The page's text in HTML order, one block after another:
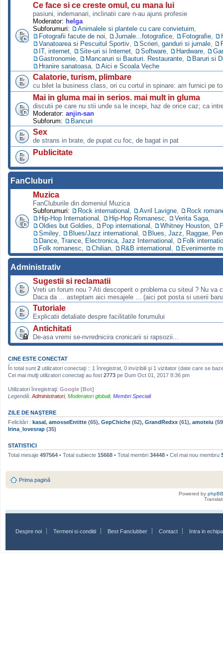
Ce face si ce creste omul, cu mana lui
pasiuni, indemanari, inclinatii care n-au ajuns profesie
Moderator: helga
Subforumuri:
Animalele si plantele cu care convietuim
Fotografii facute de noi
Jurnale...fotografice Fotografie
Vanatoarea si Pescuitul Sportiv
Scrieri, ganduri si jurnale
IT, internet
Site-uri si Internet Software Hardware
Gastronomie
Mancaruri si Bauturi. Restaurante
Baruri si
Hranire sanatoasa
Aici e Scoala Veche
Calatorie, turism, plimbare
cu bilet la business class, ori cu cortul in spinare: am furnici pe
Mai in gluma mai in serios. mai mult in gluma
discutii pe care nu stii unde sa le incepi, haz de orice caz; ca
Moderator: anjin-san
Subforum:
Bancuri
Sex
de strans in brate, de pupat cu foc, de bagat in pat
Publicitate
FanCluburi
Muzica
FanCluburile din domeniul Muzica
Subforumuri:
Rock international Avril Lavigne
Rock
Hip-Hop International
Hip-Hop Romanesc Verita Saga
Oldies but Goldies
Pop international Whitney Houston
Smiley
Blues/Jazz international
Blues, Jazz, Raggae,
Dance, Trance, Electronica, Jazz International
Folk
Folk romanesc
Chilian R&B international Evenimente
Administrativ
Sugestii si reclamatii
Vreti un forum nou ? Ati descoperit o problema cu siteul ? Nu va
Daca da ... asteptam aici mesajele ... (aici pot posta si userii
Tutoriale
Explicatii detaliate despre facilitatile forumului
Antichitati
De-asa vremi se-nvrednicira cronicarii si rapsozii...
CINE ESTE CONECTAT
În total sunt 2 utilizatori conectaţi :: 1 înregistrat, 0 invizibili şi 1 vizitator (date care se
Cei mai mulţi utilizatori conectaţi au fost 2773 pe Dum Oct 01, 2017 8:36 pm
Utilizatori înregistraţi: Google [Bot]
Legendă: Administratori, Moderatori globali, Membri Speciali
ZILE DE NAŞTERE
Felicitări : kasal, amosseEntitte (65), GepChiche (62), GrandRedxx (61), amoteiu
Irina_lovesrap (35)
STATISTICI
Total mesaje 497564 • Total subiecte 15668 • Total membri 34448 • Cel mai nou membru
Prima pagină
Powered by phpBB
Despre noi Termeni si conditii Best Fanclubber Contact Intra in